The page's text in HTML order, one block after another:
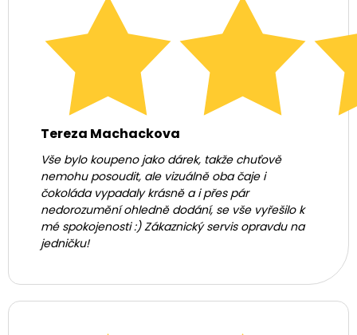
Tereza Machackova
Vše bylo koupeno jako dárek, takže chuťově
nemohu posoudit, ale vizuálně oba čaje i
čokoláda vypadaly krásně a i přes pár
nedorozumění ohledně dodání, se vše vyřešilo k
mé spokojenosti :) Zákaznický servis opravdu na
jedničku!